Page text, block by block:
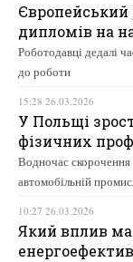
Європейський
дипломів на
Роботодавці дедалі
до роботи
15:28 26.03.2026
У Польщі
фізичних
Водночас скорочення
автомобільній
10:27 26.03.2026
Який вплив